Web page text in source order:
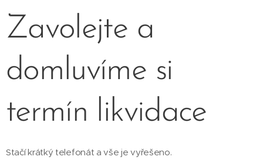
Zavolejte a
domluvíme si
termín likvidace
Stačí krátký telefonát a vše je vyřešeno.